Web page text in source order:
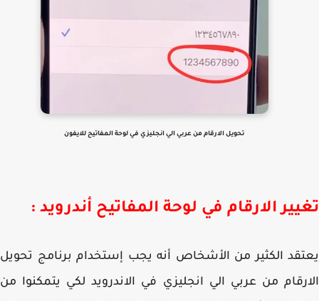
تحويل الارقام من عربي الي انجليزي في لوحة المفاتيح للايفون
الارقام في لوحة المفاتيح أندرويد :
الكثير من الأشخاص أنه يجب إستخدام برنامج تحويل
من عربي الي انجليزي في الاندرويد لكي يتمكنوا من